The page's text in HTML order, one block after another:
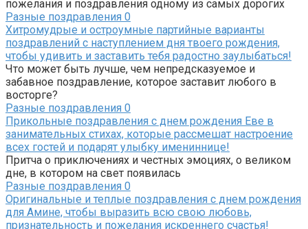
пожелания и поздравления одному из самых дорогих
Разные поздравления 0
Хитромудрые и остроумные партийные варианты
поздравлений с наступлением дня твоего рождения,
чтобы удивить и заставить тебя радостно заулыбаться!
Что может быть лучше, чем непредсказуемое и
забавное поздравление, которое заставит любого в
восторге?
Разные поздравления 0
Прикольные поздравления с днем рождения Еве в
занимательных стихах, которые рассмешат настроение
всех гостей и подарят улыбку имениннице!
Притча о приключениях и честных эмоциях, о великом
дне, в котором на свет появилась
Разные поздравления 0
Оригинальные и теплые поздравления с днем рождения
для Амине, чтобы выразить всю свою любовь,
признательность и пожелания искреннего счастья!